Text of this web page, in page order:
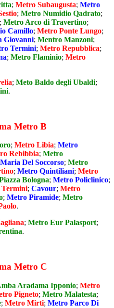
; Metro Subaugusta; Metro
; Metro Numidio Qadrato;
; Metro Arco di Travertino;
Camillo; Metro Ponte Lungo;
Giovanni; Mentro Manzoni;
Termini; Metro Repubblica;
; Metro Flaminio; Metro
; Meto Baldo degli Ubaldi;
.
Metro B
; Metro Libia; Metro
Rebibbia; Metro
Del Soccorso; Metro
; Metro Quintiliani; Metro
Bologna; Metro Policlinico;
; Cavour; Metro
; Metro Piramide; Metro
.
; Metro Eur Palasport;
.
Metro C
Aradama Ipponio; Metro
Pigneto; Metro Malatesta;
; Metro Mirti; Metro Parco Di